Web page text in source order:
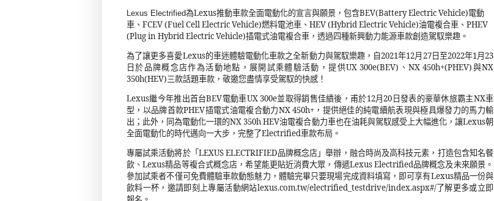
Lexus Electrified為Lexus推動車款全面電動化的宣言與願景，包含BEV(Battery Electric Vehicle)電動
車、 FCEV (Fuel Cell Electric Vehicle)燃料電池車、 HEV (Hybrid Electric Vehicle)油電複合車、 PHEV
(Plug in Hybrid Electric Vehicle)插電式油電複合車，透過四種新興動力能源車款創造駕馭樂趣。
為了讓更多喜愛Lexus的車迷體驗電動化車款之全新動力與駕馭樂趣，自2021年12月27日至2022年1月23
日於品牌概念店作為活動地點，展開試乘體驗活動，提供UX 300e(BEV) 、 NX 450h+(PHEV)與NX
350h(HEV)三款話題車款，敬邀您盡情享受駕馭的快感！
Lexus繼今年推出首台BEV電動車UX 300e並取得銷售佳績後，甫於12月20日發表的豪華休旅霸主NX車
型，以品牌首款PHEV插電式油電複合動力NX 450h+，提供絕佳的純電續航表現與極具爆發力的馬力輸
出；此外，同為電動化一環的NX 350h HEV油電複合動力車也在油耗與駕馭感受上大幅進化，讓Lexus朝
全面電動化的時代邁向一大步，完整了Electrified車款布局。
專屬試乘活動將於「LEXUS ELECTRIFIED品牌概念店」舉辦，融合時尚及高科技元素，打造包含知名餐
飲、Lexus精品等複合式概念店，希望能更貼近消費大眾，傳遞Lexus Electrified品牌概念及未來願景。
參加試乘者不僅可免費體驗車款動態魅力，體驗完畢只要現場完成資料填寫，即可享有Lexus精品一份與
飲料一杯，邀請即刻上專屬活動網站lexus.com.tw/electrified_testdrive/index.aspx#/了解更多或立即